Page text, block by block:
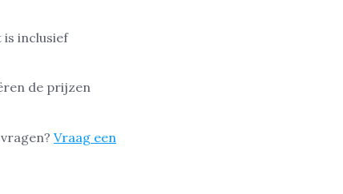
is inclusief
de prijzen
Vraag een